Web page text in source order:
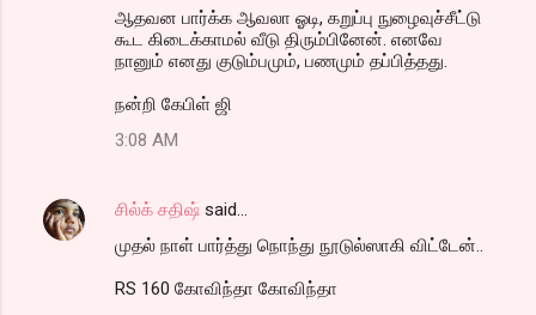
ஆதவன பார்க்க ஆவலா ஓடி, கறுப்பு நுழைவுச்சீட்டு
கூட கிடைக்காமல் வீடு திரும்பினேன். எனவே
நானும் எனது குடும்பமும், பணமும் தப்பித்தது.
நன்றி கேபிள் ஜி
3:08 AM
சில்க் சதிஷ் said…
முதல் நாள் பார்த்து நொந்து நூடுல்ஸாகி விட்டேன்..
RS 160 கோவிந்தா கோவிந்தா